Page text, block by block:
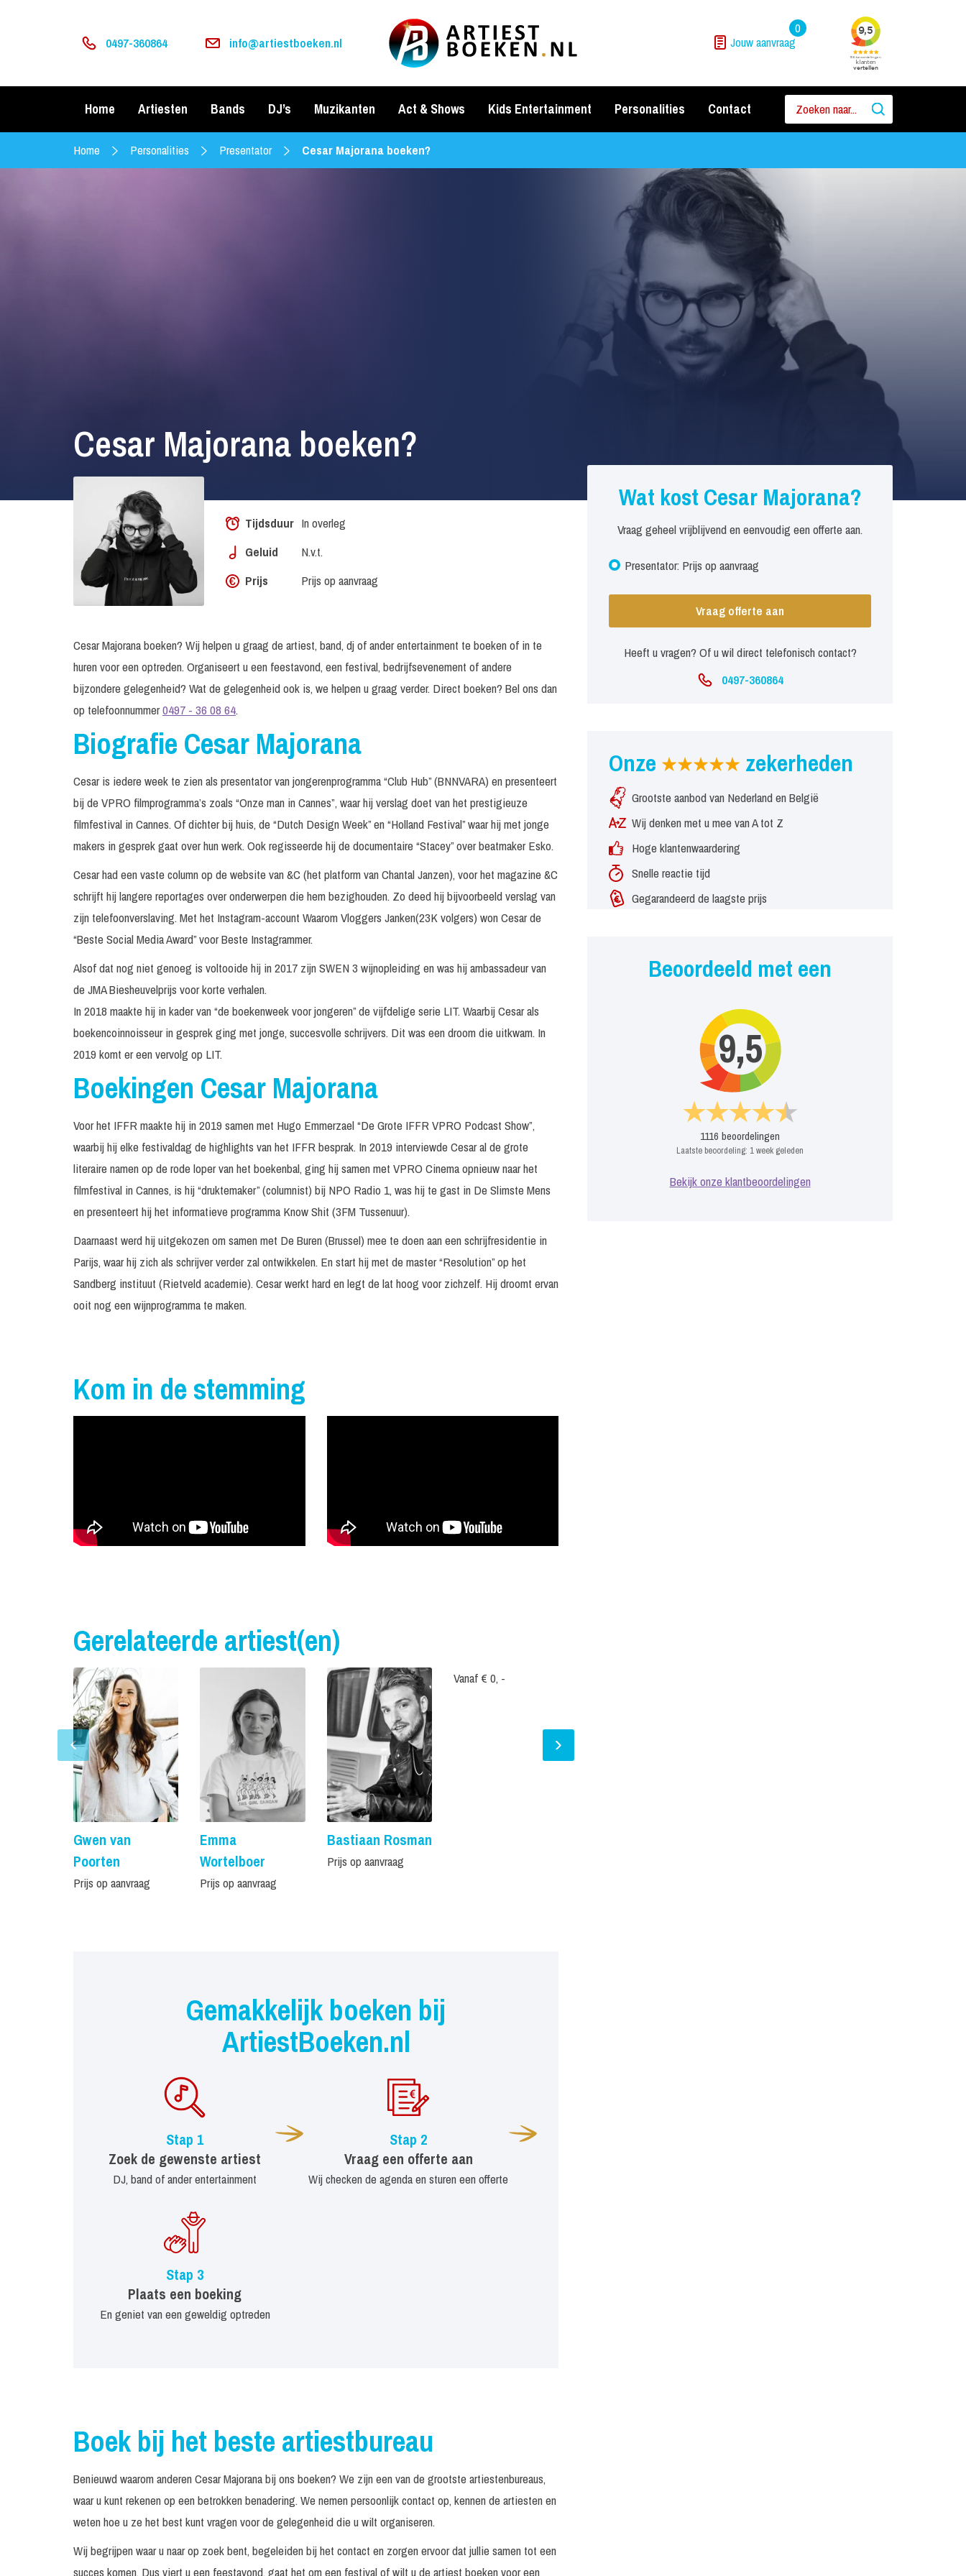
0497-360864 info@artiestboeken.nl Jouw aanvraag
0
Home Artiesten Bands DJ’s Muzikanten Act & Shows Kids Entertainment Personalities Contact
Home Personalities Presentator Cesar Majorana boeken?
Cesar Majorana boeken?
Tijdsduur In overleg
Geluid
N.v.t.
Prijs
Prijs op aanvraag
Cesar Majorana boeken? Wij helpen u graag de artiest, band, dj of ander entertainment te boeken of in te
huren voor een optreden. Organiseert u een feestavond, een festival, bedrijfsevenement of andere
bijzondere gelegenheid? Wat de gelegenheid ook is, we helpen u graag verder. Direct boeken? Bel ons dan
op telefoonnummer0497 - 36 08 64.
Biografie Cesar Majorana
Cesar is iedere week te zien als presentator van jongerenprogramma “Club Hub” (BNNVARA) en presenteert
bij de VPRO filmprogramma’s zoals “Onze man in Cannes”, waar hij verslag doet van het prestigieuze
filmfestival in Cannes. Of dichter bij huis, de “Dutch Design Week” en “Holland Festival” waar hij met jonge
makers in gesprek gaat over hun werk. Ook regisseerde hij de documentaire “Stacey” over beatmaker Esko.
Cesar had een vaste column op de website van &C (het platform van Chantal Janzen), voor het magazine &C
schrijft hij langere reportages over onderwerpen die hem bezighouden. Zo deed hij bijvoorbeeld verslag van
zijn telefoonverslaving. Met het Instagram-account Waarom Vloggers Janken(23K volgers) won Cesar de
“Beste Social Media Award” voor Beste Instagrammer.
Alsof dat nog niet genoeg is voltooide hij in 2017 zijn SWEN 3 wijnopleiding en was hij ambassadeur van
de JMA Biesheuvelprijs voor korte verhalen.
In 2018 maakte hij in kader van “de boekenweek voor jongeren” de vijfdelige serie LIT. Waarbij Cesar als
boekencoinnoisseur in gesprek ging met jonge, succesvolle schrijvers. Dit was een droom die uitkwam. In
2019 komt er een vervolg op LIT.
Boekingen Cesar Majorana
Voor het IFFR maakte hij in 2019 samen met Hugo Emmerzael “De Grote IFFR VPRO Podcast Show”,
waarbij hij elke festivaldag de highlights van het IFFR besprak. In 2019 interviewde Cesar al de grote
literaire namen op de rode loper van het boekenbal, ging hij samen met VPRO Cinema opnieuw naar het
filmfestival in Cannes, is hij “druktemaker” (columnist) bij NPO Radio 1, was hij te gast in De Slimste Mens
en presenteert hij het informatieve programma Know Shit (3FM Tussenuur).
Daarnaast werd hij uitgekozen om samen met De Buren (Brussel) mee te doen aan een schrijfresidentie in
Parijs, waar hij zich als schrijver verder zal ontwikkelen. En start hij met de master “Resolution” op het
Sandberg instituut (Rietveld academie). Cesar werkt hard en legt de lat hoog voor zichzelf. Hij droomt ervan
ooit nog een wijnprogramma te maken.
Kom in de stemming
Wat kost Cesar Majorana?
Vraag geheel vrijblijvend en eenvoudig een offerte aan.
Presentator: Prijs op aanvraag
Vraag offerte aan
Heeft u vragen? Of u wil direct telefonisch contact?
0497-360864
Onze zekerheden
Grootste aanbod van Nederland en België
Wij denken met u mee van A tot Z
Hoge klantenwaardering
Snelle reactie tijd
Gegarandeerd de laagste prijs
Beoordeeld met een
9,5
1116 beoordelingen
Laatste beoordeling: 1 week geleden
Bekijk onze klantbeoordelingen
Gerelateerde artiest(en)
Gwen van
Poorten
Prijs op aanvraag
Emma
Wortelboer
Prijs op aanvraag
Bastiaan Rosman
Prijs op aanvraag
Vanaf € 0, -
Gemakkelijk boeken bij
ArtiestBoeken.nl
Stap 1
Zoek de gewenste artiest
DJ, band of ander entertainment
Stap 2
Vraag een offerte aan
Wij checken de agenda en sturen een offerte
Stap 3
Plaats een boeking
En geniet van een geweldig optreden
Boek bij het beste artiestbureau
Benieuwd waarom anderen Cesar Majorana bij ons boeken? We zijn een van de grootste artiestenbureaus,
waar u kunt rekenen op een betrokken benadering. We nemen persoonlijk contact op, kennen de artiesten en
weten hoe u ze het best kunt vragen voor de gelegenheid die u wilt organiseren.
Wij begrijpen waar u naar op zoek bent, begeleiden bij het contact en zorgen ervoor dat jullie samen tot een
succes komen. Dus viert u een feestavond, gaat het om een festival of wilt u de artiest boeken voor een